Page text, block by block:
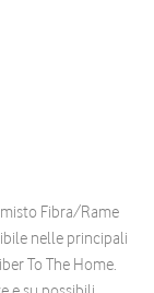
misto Fibra/Rame
nelle principali
To The Home.